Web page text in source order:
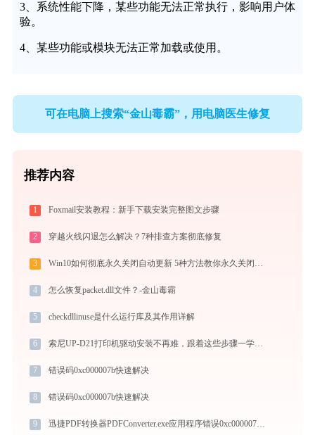
3、系统性能下降，某些功能无法正常执行，影响用户体
验。
4、某些功能或模块无法正常加载或使用。
可在电脑上搜索“金山毒霸”，用电脑医生修复
推荐内容
1 Foxmail安装教程：新手下载安装完整图文步骤
2 穿越火线闪退怎么解决？7种排查方案彻底修复
3 Win10如何彻底永久关闭自动更新 5种方法教你永久关闭win10自动更新
4 怎么恢复packet.dll文件？-金山毒霸
5 checkdllinuse是什么运行库及其作用详解
6 索尼UP-D21打印机驱动安装不再难，跟着这些步骤一学就会
7 错误码0xc000007b快速解决
8 错误码0xc000007b快速解决
9 迅捷PDF转换器PDFConverter.exe应用程序错误0xc000007b解决方法